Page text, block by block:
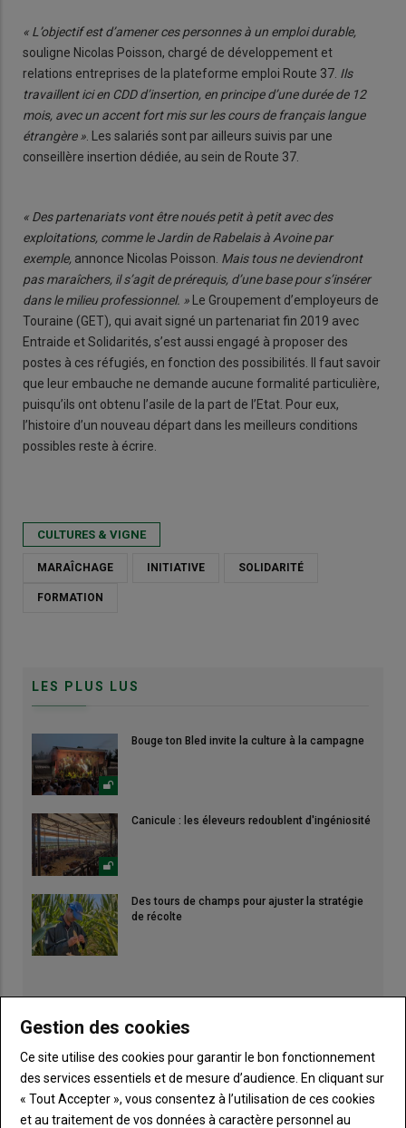
« L’objectif est d’amener ces personnes à un emploi durable,
souligne Nicolas Poisson, chargé de développement et
relations entreprises de la plateforme emploi Route 37. Ils
travaillent ici en CDD d’insertion, en principe d’une durée de 12
mois, avec un accent fort mis sur les cours de français langue
étrangère » . Les salariés sont par ailleurs suivis par une
conseillère insertion dédiée, au sein de Route 37.
« Des partenariats vont être noués petit à petit avec des
exploitations, comme le Jardin de Rabelais à Avoine par
exemple, annonce Nicolas Poisson. Mais tous ne deviendront
pas maraîchers, il s’agit de prérequis, d’une base pour s’insérer
dans le milieu professionnel. »
Le Groupement d’employeurs de
Touraine (GET), qui avait signé un partenariat fin 2019 avec
Entraide et Solidarités, s’est aussi engagé à proposer des
postes à ces réfugiés, en fonction des possibilités. Il faut savoir
que leur embauche ne demande aucune formalité particulière,
puisqu’ils ont obtenu l’asile de la part de l’Etat. Pour eux,
l’histoire d’un nouveau départ dans les meilleurs conditions
possibles reste à écrire.
CULTURES & VIGNE
MARAÎCHAGE INITIATIVE SOLIDARITÉ
FORMATION
LES PLUS LUS
Bouge ton Bled invite la culture à la campagne
Canicule : les éleveurs redoublent d'ingéniosité
Des tours de champs pour ajuster la stratégie
de récolte
Gestion des cookies
Ce site utilise des cookies pour garantir le bon fonctionnement
des services essentiels et de mesure d’audience. En cliquant sur
« Tout Accepter », vous consentez à l’utilisation de ces cookies
et au traitement de vos données à caractère personnel au